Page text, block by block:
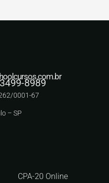
8989
0001-67
– SP
CPA-20 Online